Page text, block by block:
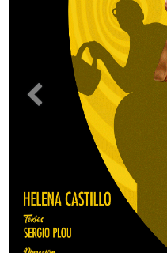
Anterior